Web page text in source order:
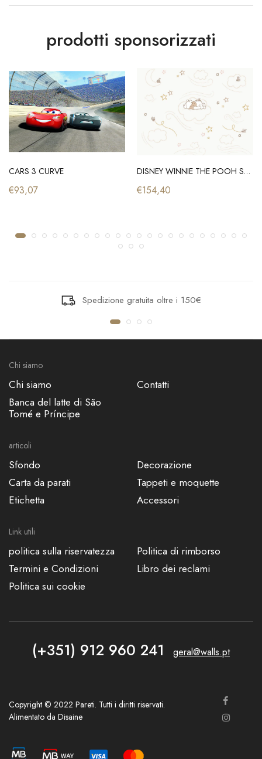
prodotti sponsorizzati
CARS 3 CURVE
€93,07
DISNEY WINNIE THE POOH SLEEPY LITTLE BEAR
€154,40
Spedizione gratuita oltre i 150€
Chi siamo
Chi siamo
Banca del latte di São
Tomé e Príncipe
Contatti
articoli
Sfondo
Carta da parati
Etichetta
Decorazione
Tappeti e moquette
Accessori
Link utili
politica sulla riservatezza
Termini e Condizioni
Politica sui cookie
Politica di rimborso
Libro dei reclami
(+351) 912 960 241 geral@walls.pt
Copyright © 2022 Pareti. Tutti i diritti riservati.
Alimentato da Disaine